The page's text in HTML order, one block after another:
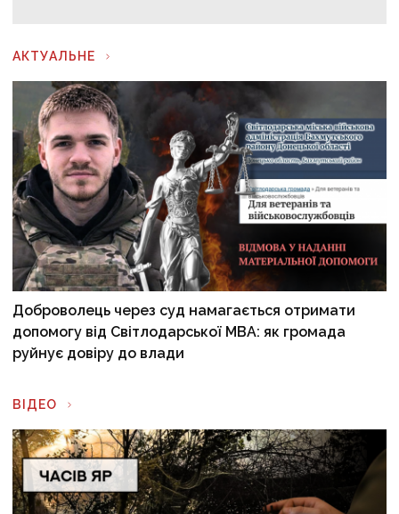
АКТУАЛЬНЕ
Доброволець через суд намагається отримати
допомогу від Світлодарської МВА: як громада
руйнує довіру до влади
ВІДЕО